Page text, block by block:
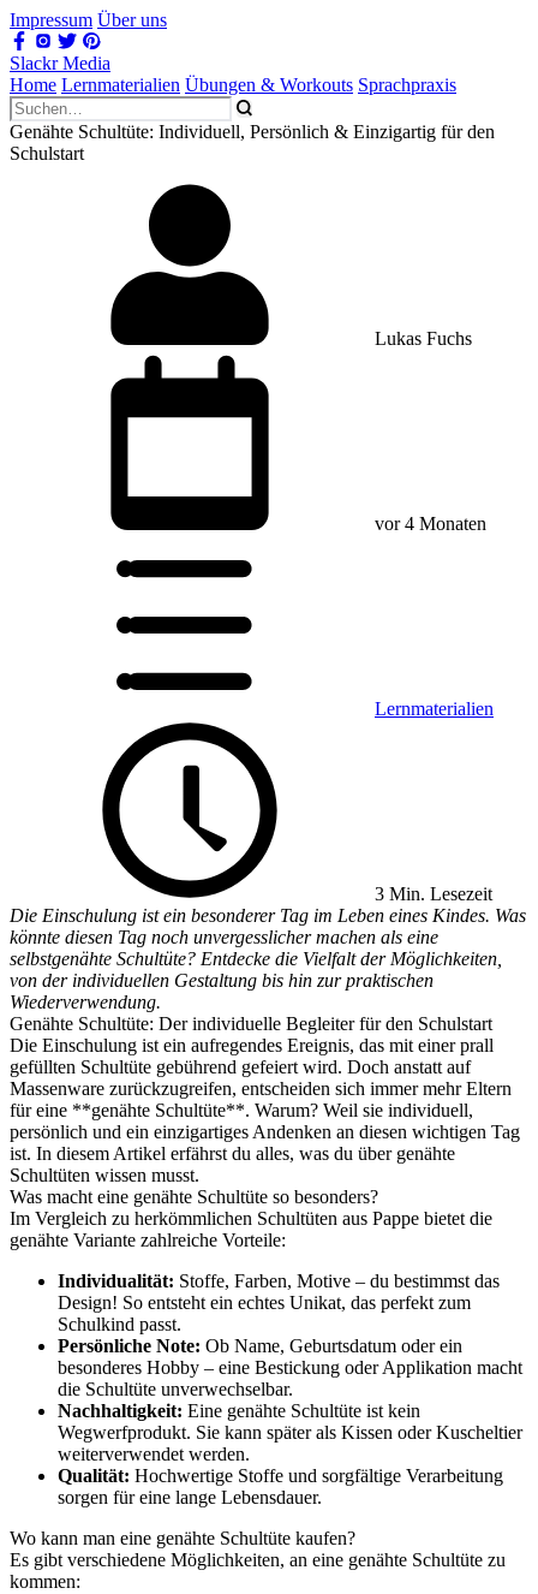
Impressum Über uns
Slackr Media
Home Lernmaterialien Übungen & Workouts Sprachpraxis
Genähte Schultüte: Individuell, Persönlich & Einzigartig für den
Schulstart
Lukas Fuchs
vor 4 Monaten
Lernmaterialien
3 Min. Lesezeit
Die Einschulung ist ein besonderer Tag im Leben eines Kindes. Was
könnte diesen Tag noch unvergesslicher machen als eine
selbstgenähte Schultüte? Entdecke die Vielfalt der Möglichkeiten,
von der individuellen Gestaltung bis hin zur praktischen
Wiederverwendung.
Genähte Schultüte: Der individuelle Begleiter für den Schulstart
Die Einschulung ist ein aufregendes Ereignis, das mit einer prall
gefüllten Schultüte gebührend gefeiert wird. Doch anstatt auf
Massenware zurückzugreifen, entscheiden sich immer mehr Eltern
für eine **genähte Schultüte**. Warum? Weil sie individuell,
persönlich und ein einzigartiges Andenken an diesen wichtigen Tag
ist. In diesem Artikel erfährst du alles, was du über genähte
Schultüten wissen musst.
Was macht eine genähte Schultüte so besonders?
Im Vergleich zu herkömmlichen Schultüten aus Pappe bietet die
genähte Variante zahlreiche Vorteile:
Individualität: Stoffe, Farben, Motive – du bestimmst das
Design! So entsteht ein echtes Unikat, das perfekt zum
Schulkind passt.
Persönliche Note: Ob Name, Geburtsdatum oder ein
besonderes Hobby – eine Bestickung oder Applikation macht
die Schultüte unverwechselbar.
Nachhaltigkeit: Eine genähte Schultüte ist kein
Wegwerfprodukt. Sie kann später als Kissen oder Kuscheltier
weiterverwendet werden.
Qualität: Hochwertige Stoffe und sorgfältige Verarbeitung
sorgen für eine lange Lebensdauer.
Wo kann man eine genähte Schultüte kaufen?
Es gibt verschiedene Möglichkeiten, an eine genähte Schultüte zu
kommen: